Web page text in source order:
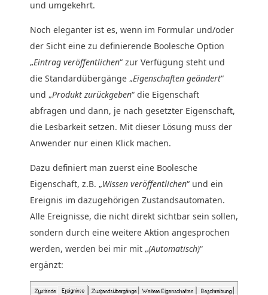
und umgekehrt.
Noch eleganter ist es, wenn im Formular und/oder
der Sicht eine zu definierende Boolesche Option
„Eintrag veröffentlichen“ zur Verfügung steht und
die Standardübergänge „Eigenschaften geändert“
und „Produkt zurückgeben“ die Eigenschaft
abfragen und dann, je nach gesetzter Eigenschaft,
die Lesbarkeit setzen. Mit dieser Lösung muss der
Anwender nur einen Klick machen.
Dazu definiert man zuerst eine Boolesche
Eigenschaft, z.B. „Wissen veröffentlichen“ und ein
Ereignis im dazugehörigen Zustandsautomaten.
Alle Ereignisse, die nicht direkt sichtbar sein sollen,
sondern durch eine weitere Aktion angesprochen
werden, werden bei mir mit „(Automatisch)“
ergänzt: